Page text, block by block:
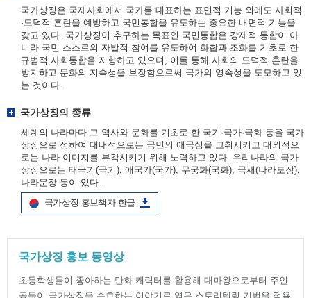
국가상징은 국제사회에서 국가를 대표하는 표면적 기능 외에도 사회적
·도덕적 혼란을 예방하고 국민통합을 유도하는 중요한 내면적 기능을
갖고 있다. 국가상징이 추구하는 목표인 국민통합은 강제적 통합이 아
니라 국민 스스로의 자발적 참여를 유도하여 화합과 조화를 기초로 한
규범적 사회통합을 지향하고 있으며, 이를 통해 사회의 도덕적 혼란을
방지하고 문화의 지속성을 보장함으로써 국가의 영속성을 도모하고 있
는 것이다.
국가상징의 종류
세계의 나라마다 그 역사와 문화를 기초로 한 국기·국가·국화 등을 국가
상징으로 정하여 대내적으로는 국민의 애국심을 고취시키고 대외적으
로는 나라 이미지를 부각시키기 위해 노력하고 있다. 우리나라의 국가
상징으로는 태극기(국기), 애국가(국가), 무궁화(국화), 국새(나라도장),
나라문장 등이 있다.
국가상징 홍보책자 한글
국가상징 홍보 동영상
초등학생들이 좋아하는 만화 캐릭터를 활용해 대마왕으로부터 주인
공들이 국가상징을 수호하는 이야기로 엮은 스토리텔링 기법을 적용